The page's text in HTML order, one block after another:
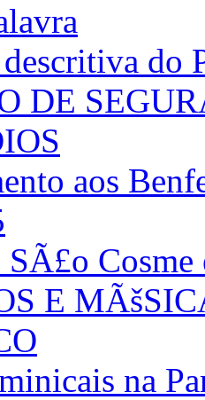
do
DE
aos
SÃ£o
E
na